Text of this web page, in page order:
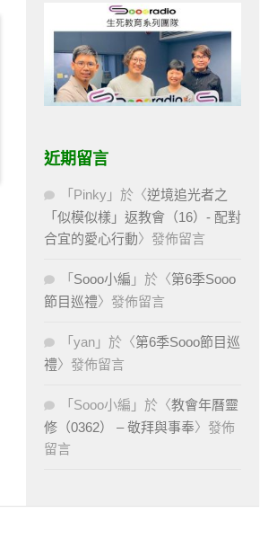
近期留言
「 Pinky 」於〈逆境追光者之
「似模似樣」返教會（16）- 配對
合宜的愛心行動〉發佈留言
「 Sooo小編 」於〈第6季Sooo
節目巡禮〉發佈留言
「 yan 」於〈第6季Sooo節目巡
禮〉發佈留言
「 Sooo小編 」於〈教會年曆靈
修（0362） – 敬拜與事奉〉發佈
留言